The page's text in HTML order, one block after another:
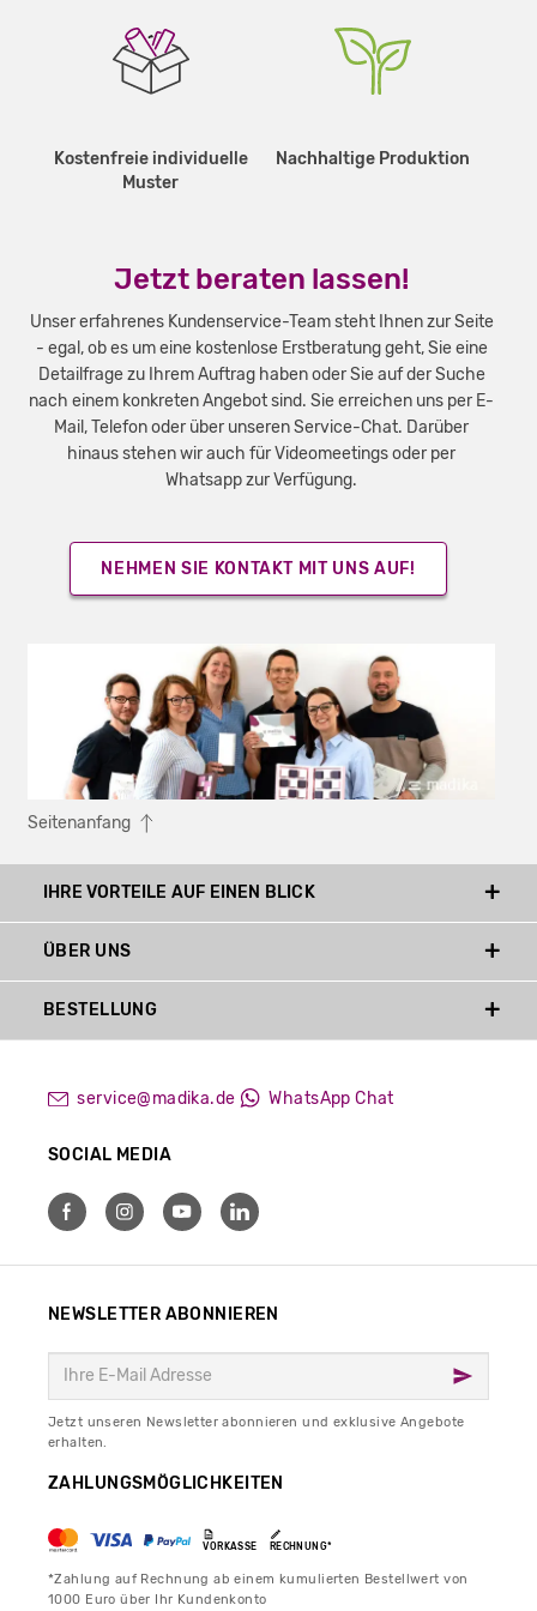
Kostenfreie individuelle
Muster
Nachhaltige Produktion
Jetzt beraten lassen!
Unser erfahrenes Kundenservice-Team steht Ihnen zur Seite
- egal, ob es um eine kostenlose Erstberatung geht, Sie eine
Detailfrage zu Ihrem Auftrag haben oder Sie auf der Suche
nach einem konkreten Angebot sind. Sie erreichen uns per E-
Mail, Telefon oder über unseren Service-Chat. Darüber
hinaus stehen wir auch für Videomeetings oder per
Whatsapp zur Verfügung.
NEHMEN SIE KONTAKT MIT UNS AUF!
Seitenanfang
IHRE VORTEILE AUF EINEN BLICK
service@madika.de WhatsApp Chat
SOCIAL MEDIA
ÜBER UNS
BESTELLUNG
NEWSLETTER ABONNIEREN
Jetzt unseren Newsletter abonnieren und exklusive Angebote
erhalten.
ZAHLUNGSMÖGLICHKEITEN
VORKASSE RECHNUNG*
*Zahlung auf Rechnung ab einem kumulierten Bestellwert von
1000 Euro über Ihr Kundenkonto